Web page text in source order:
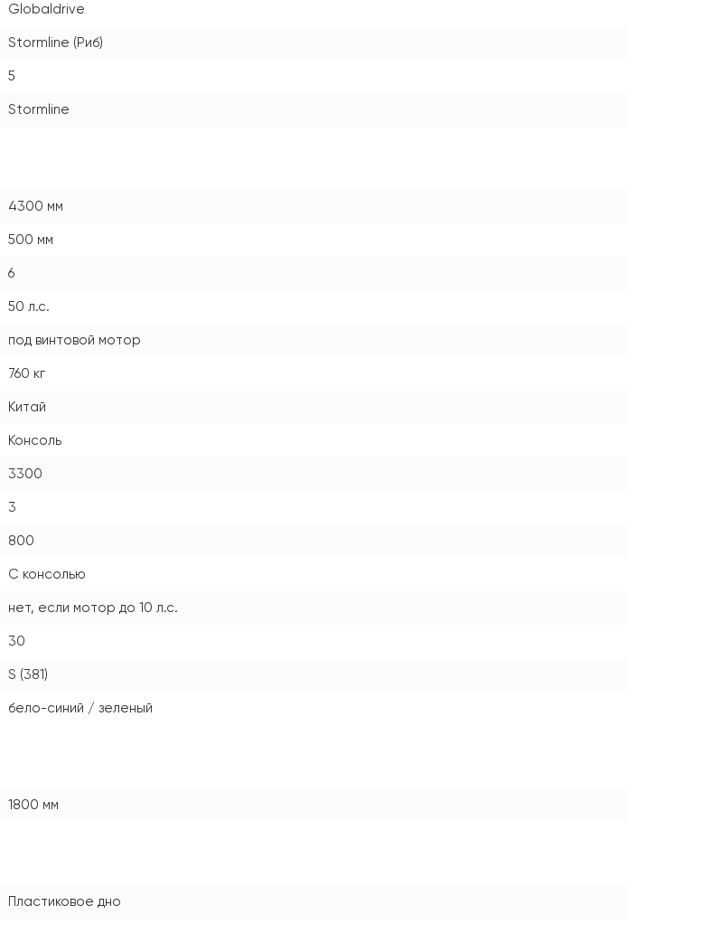
Globaldrive
Stormline (Риб)
5
Stormline
4300 мм
500 мм
6
50 л.с.
под винтовой мотор
760 кг
Китай
Консоль
3300
3
800
С консолью
нет, если мотор до 10 л.с.
30
S (381)
бело-синий / зеленый
1800 мм
Пластиковое дно